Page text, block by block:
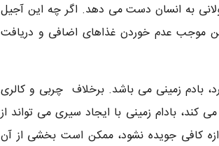
به انسان دست می دهد. اگر چه این آجیل
موجب عدم خوردن غذاهای اضافی و دریافت
بادم زمینی می باشد. برخلاف چربی و کالری
بادام زمینی با ایجاد سیری می تواند از
کافی جویده نشود، ممکن است بخشی از آن